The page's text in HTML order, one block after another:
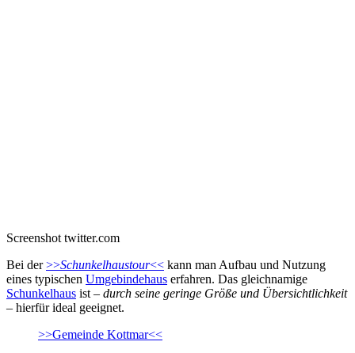
Screenshot twitter.com
Bei der>>Schunkelhaustour<< kann man Aufbau und Nutzung
eines typischen Umgebindehaus erfahren. Das gleichnamige
Schunkelhaus ist – durch seine geringe Größe und Übersichtlichkeit
– hierfür ideal geeignet.
>>Gemeinde Kottmar<<